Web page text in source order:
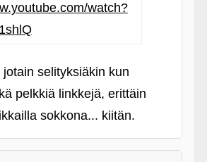
watch?
selityksiäkin kun
pelkkiä linkkejä, erittäin
sokkona... kiitän.